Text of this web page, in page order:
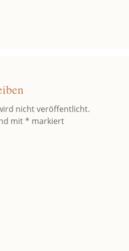
nicht veröffentlicht.
mit* markiert